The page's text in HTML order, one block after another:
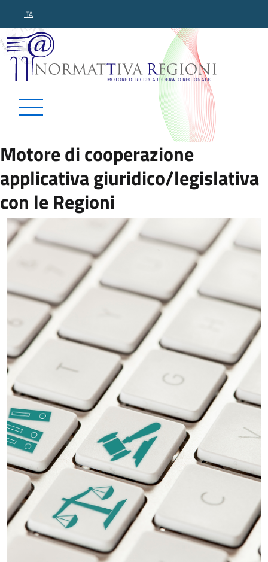
ITA
Normattiva Regioni -
Motore di cooperazione
applicativa giuridico/legislativa
con le Regioni